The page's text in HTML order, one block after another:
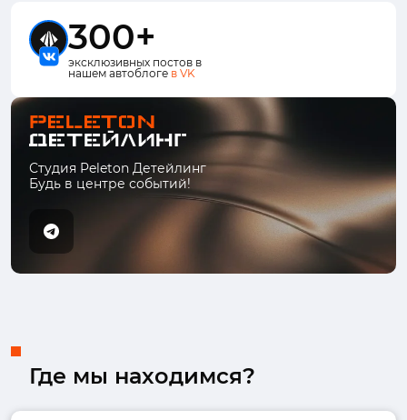
300+
эксклюзивных постов в
нашем автоблоге в VK
Студия Peleton Детейлинг
Будь в центре событий!
Где мы находимся?